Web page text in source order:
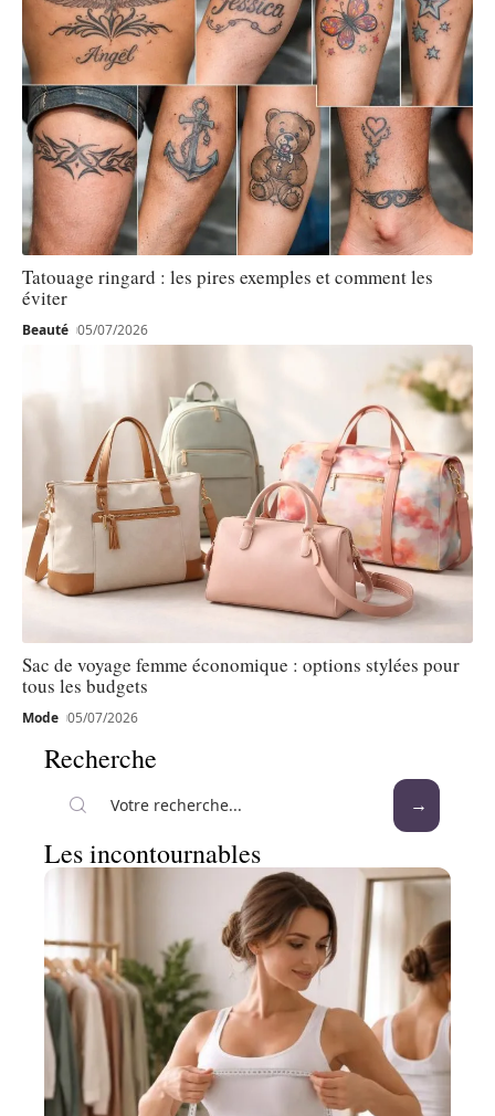
Tatouage ringard : les pires exemples et comment les
éviter
Beauté 05/07/2026
Sac de voyage femme économique : options stylées pour
tous les budgets
Mode 05/07/2026
Recherche
Les incontournables